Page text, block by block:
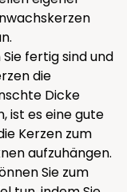
fertig sind und
die
Dicke
ist es eine gute
Kerzen zum
aufzuhängen.
Sie zum